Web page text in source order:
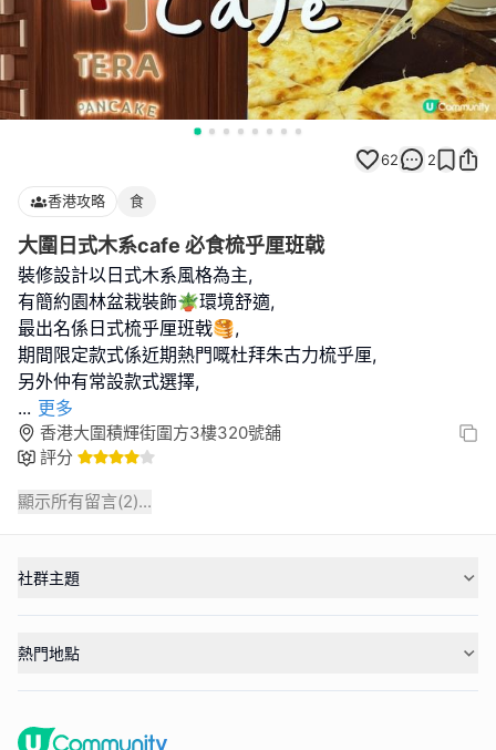
62 2
香港攻略 食
大圍日式木系cafe 必食梳乎厘班戟
裝修設計以日式木系風格為主,
有簡約園林盆栽裝飾🪴環境舒適,
最出名係日式梳乎厘班戟🥞,
期間限定款式係近期熱門嘅杜拜朱古力梳乎厘,
... 更多
香港大圍積輝街圍方3樓320號舖
評分
顯示所有留言(2)...
社群主題
熱門地點